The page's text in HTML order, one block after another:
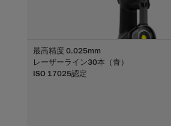
最高精度 0.025mm
レーザーライン30本（青）
ISO 17025認定